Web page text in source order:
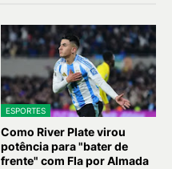
ESPORTES
Como River Plate virou
potência para "bater de
frente" com Fla por Almada